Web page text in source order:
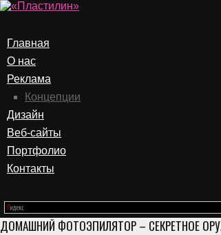
Главная
О нас
Реклама
Концепции
Дизайн
Веб-сайты
Портфолио
Контакты
ДОМАШНИЙ ФОТОЭПИЛЯТОР – СЕКРЕТНОЕ